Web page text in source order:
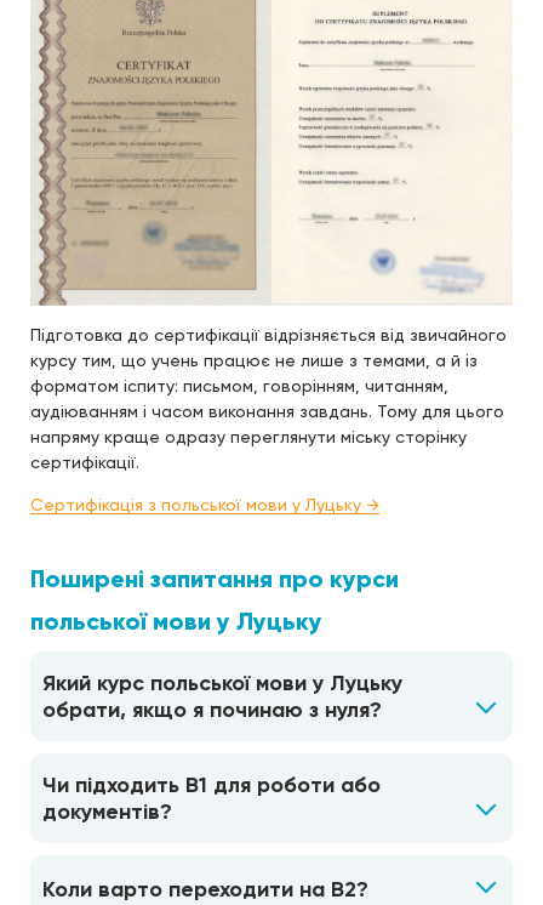
Підготовка до сертифікації відрізняється від звичайного
курсу тим, що учень працює не лише з темами, а й із
форматом іспиту: письмом, говорінням, читанням,
аудіюванням і часом виконання завдань. Тому для цього
напряму краще одразу переглянути міську сторінку
сертифікації.
Сертифікація з польської мови у Луцьку →
Поширені запитання про курси
польської мови у Луцьку
Який курс польської мови у Луцьку
обрати, якщо я починаю з нуля?
Чи підходить B1 для роботи або
документів?
Коли варто переходити на B2?